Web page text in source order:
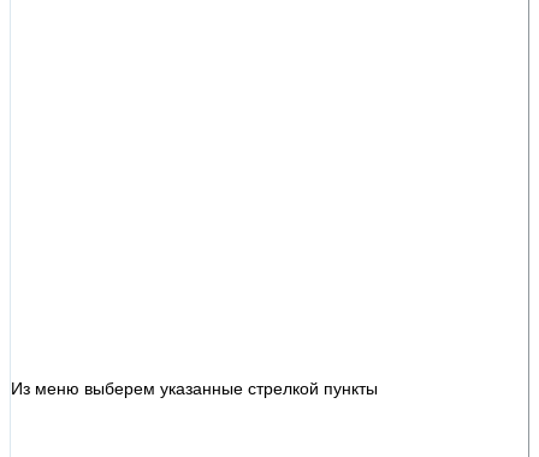
Из меню выберем указанные стрелкой пункты